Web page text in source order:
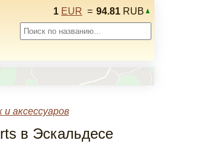
1 EUR = 94.81 RUB
аксессуаров
в Эскальдесе